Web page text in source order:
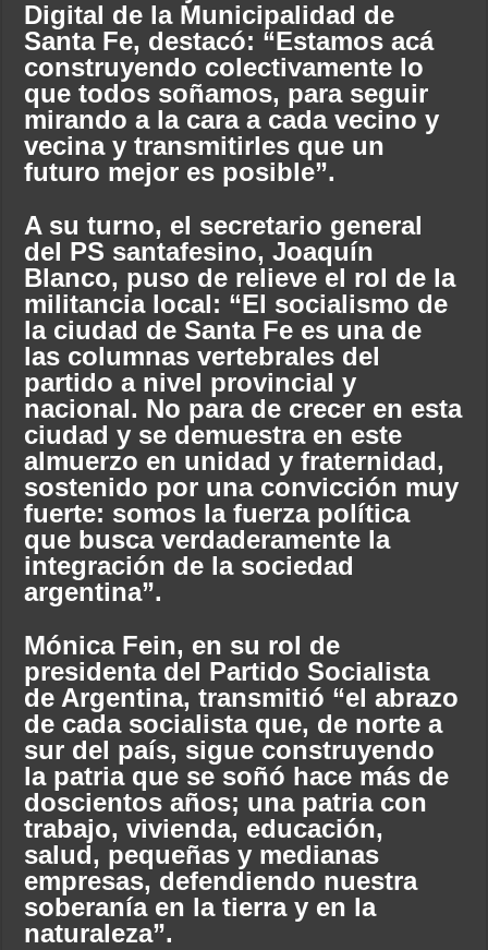
Digital de la Municipalidad de
Santa Fe, destacó: “Estamos acá
construyendo colectivamente lo
que todos soñamos, para seguir
mirando a la cara a cada vecino y
vecina y transmitirles que un
futuro mejor es posible”.
A su turno, el secretario general
del PS santafesino, Joaquín
Blanco, puso de relieve el rol de la
militancia local: “El socialismo de
la ciudad de Santa Fe es una de
las columnas vertebrales del
partido a nivel provincial y
nacional. No para de crecer en esta
ciudad y se demuestra en este
almuerzo en unidad y fraternidad,
sostenido por una convicción muy
fuerte: somos la fuerza política
que busca verdaderamente la
integración de la sociedad
argentina”.
Mónica Fein, en su rol de
presidenta del Partido Socialista
de Argentina, transmitió “el abrazo
de cada socialista que, de norte a
sur del país, sigue construyendo
la patria que se soñó hace más de
doscientos años; una patria con
trabajo, vivienda, educación,
salud, pequeñas y medianas
empresas, defendiendo nuestra
soberanía en la tierra y en la
naturaleza”.